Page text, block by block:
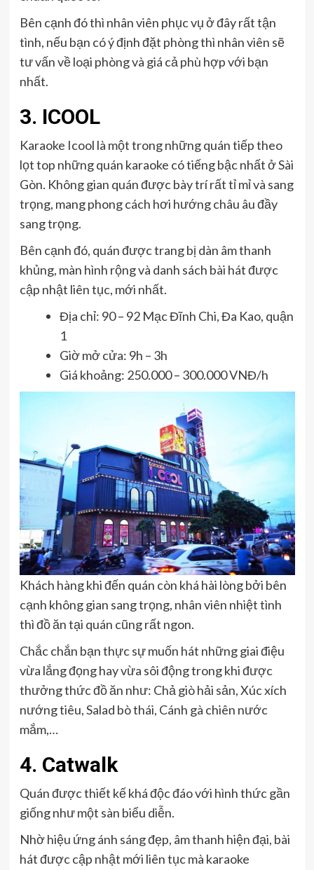
Bên cạnh đó thì nhân viên phục vụ ở đây rất tận
tình, nếu bạn có ý định đặt phòng thì nhân viên sẽ
tư vấn về loại phòng và giá cả phù hợp với bạn
nhất.
3. ICOOL
Karaoke Icool là một trong những quán tiếp theo
lọt top những quán karaoke có tiếng bậc nhất ở Sài
Gòn. Không gian quán được bày trí rất tỉ mỉ và sang
trọng, mang phong cách hơi hướng châu âu đầy
sang trọng.
Bên cạnh đó, quán được trang bị dàn âm thanh
khủng, màn hình rộng và danh sách bài hát được
cập nhật liên tục, mới nhất.
Địa chỉ: 90 – 92 Mạc Đĩnh Chi, Đa Kao, quận
1
Giờ mở cửa: 9h – 3h
Giá khoảng: 250.000 – 300.000 VNĐ/h
Khách hàng khi đến quán còn khá hài lòng bởi bên
cạnh không gian sang trọng, nhân viên nhiệt tình
thì đồ ăn tại quán cũng rất ngon.
Chắc chắn bạn thực sự muốn hát những giai điệu
vừa lắng đọng hay vừa sôi động trong khi được
thưởng thức đồ ăn như: Chả giò hải sản, Xúc xích
nướng tiêu, Salad bò thái, Cánh gà chiên nước
mắm,…
4. Catwalk
Quán được thiết kế khá độc đáo với hình thức gần
giống như một sàn biểu diễn.
Nhờ hiệu ứng ánh sáng đẹp, âm thanh hiện đại, bài
hát được cập nhật mới liên tục mà karaoke